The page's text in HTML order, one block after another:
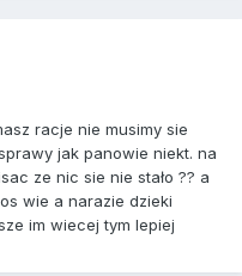
racje nie musimy sie
jak panowie niekt. na
ze nic sie nie stało ?? a
wie a narazie dzieki
im wiecej tym lepiej